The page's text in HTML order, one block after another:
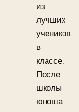
из
лучших
учеников
в
классе.
После
школы
юноша